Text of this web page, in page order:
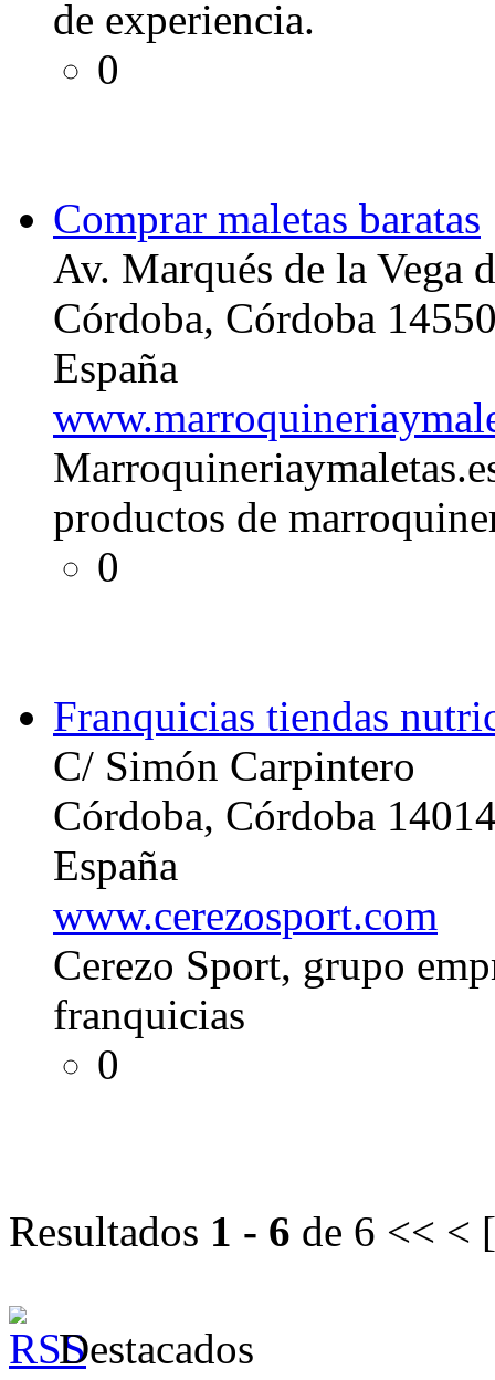
de experiencia.
0
Comprar maletas baratas
Av. Marqués de la Vega
Córdoba, Córdoba
España
productos de
0
Franquicias tiendas
C/ Simón Carpintero
Córdoba, Córdoba
España
www.cerezosport.com
Cerezo Sport, grupo
franquicias
0
Resultados 1 - 6 de 6 << < [
Destacados